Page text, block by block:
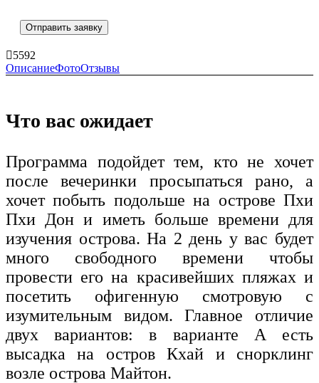
Отправить заявку
5592
ОписаниеФотоОтзывы
Что вас ожидает
Программа подойдет тем, кто не хочет
после вечеринки просыпаться рано, а
хочет побыть подольше на острове Пхи
Пхи Дон и иметь больше времени для
изучения острова. На 2 день у вас будет
много свободного времени чтобы
провести его на красивейших пляжах и
посетить офигенную смотровую с
изумительным видом. Главное отличие
двух вариантов: в варианте А есть
высадка на остров Кхай и снорклинг
возле острова Майтон.